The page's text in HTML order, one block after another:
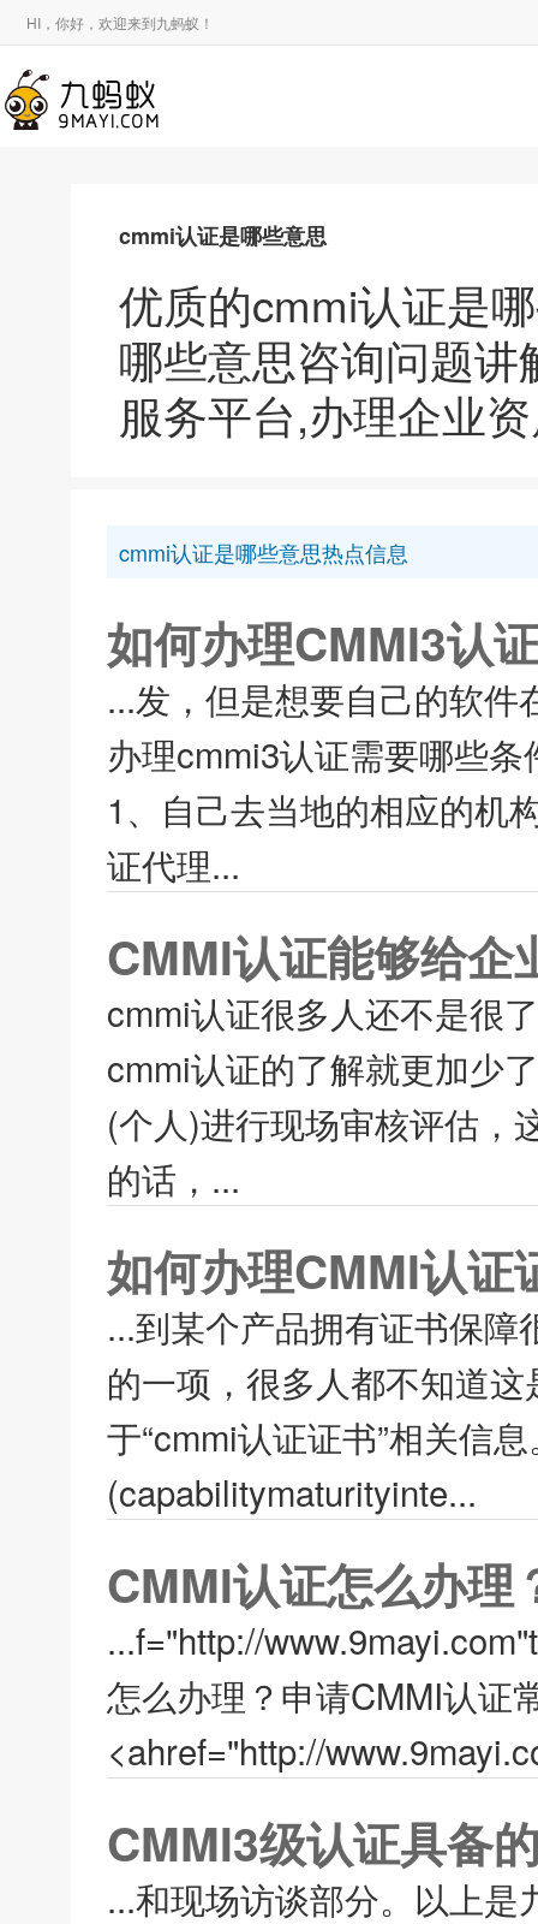
HI，你好，欢迎来到九蚂蚁！
cmmi认证是哪些意思
优质的cmmi认证是
哪些意思咨询问题
服务平台,办理企业
cmmi认证是哪些意思热点信息
如何办理CMMI3认
...发，但是想要自己的软
办理cmmi3认证需要哪些
1、自己去当地的相应的机
证代理...
CMMI认证能够给企
cmmi认证很多人还不是很
cmmi认证的了解就更加少
(个人)进行现场审核评估，
的话，...
如何办理CMMI认证
...到某个产品拥有证书保
的一项，很多人都不知道
于“cmmi认证证书”相关信
(capabilitymaturityinte...
CMMI认证怎么办理
...f="http://
怎么办理？申请CMMI认证
<ahref="http://
CMMI3级认证具备
...和现场访谈部分。以上